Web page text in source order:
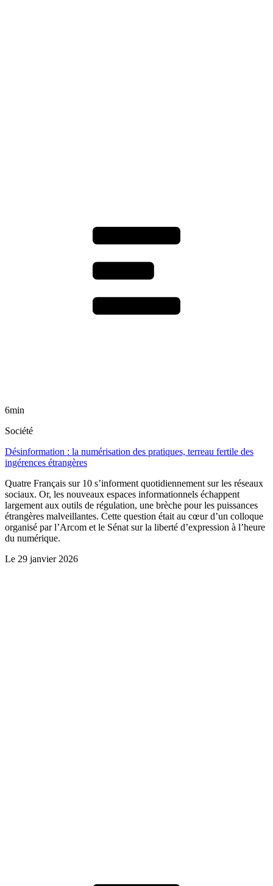
6min
Société
Désinformation : la numérisation des pratiques, terreau fertile des
ingérences étrangères
Quatre Français sur 10 s’informent quotidiennement sur les réseaux
sociaux. Or, les nouveaux espaces informationnels échappent
largement aux outils de régulation, une brèche pour les puissances
étrangères malveillantes. Cette question était au cœur d’un colloque
organisé par l’Arcom et le Sénat sur la liberté d’expression à l’heure
du numérique.
Le 29 janvier 2026